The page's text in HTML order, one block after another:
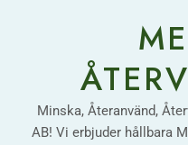
Minska, Återanvänd,
AB! Vi erbjuder hållbara